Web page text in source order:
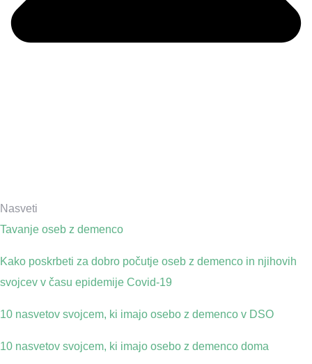
Nasveti
Tavanje oseb z demenco
Kako poskrbeti za dobro počutje oseb z demenco in njihovih
svojcev v času epidemije Covid-19
10 nasvetov svojcem, ki imajo osebo z demenco v DSO
10 nasvetov svojcem, ki imajo osebo z demenco doma